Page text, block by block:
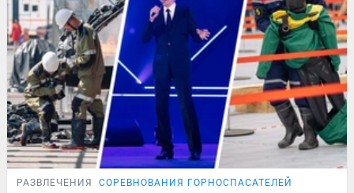
РАЗВЛЕЧЕНИЯ СОРЕВНОВАНИЯ ГОРНОСПАСАТЕЛЕЙ